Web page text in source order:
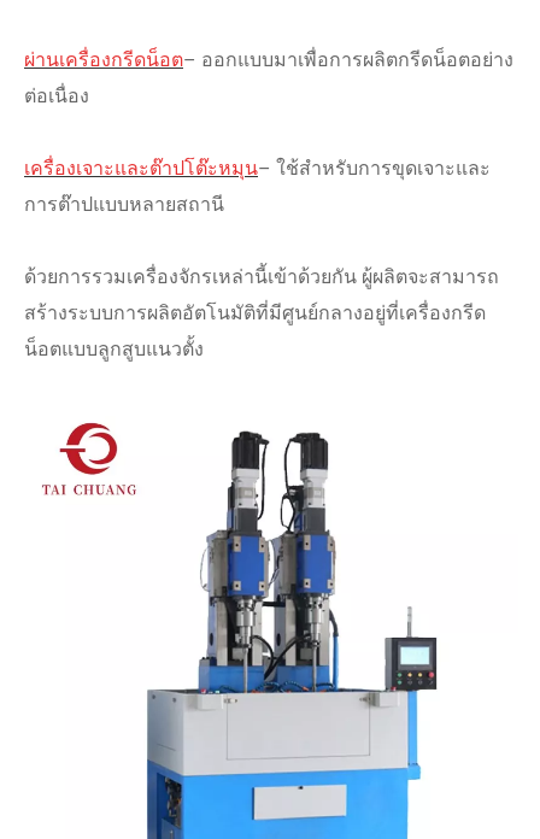
ผ่านเครื่องกรีดน็อต– ออกแบบมาเพื่อการผลิตกรีดน็อตอย่าง
ต่อเนื่อง
เครื่องเจาะและต๊าปโต๊ะหมุน– ใช้สำหรับการขุดเจาะและ
การต๊าปแบบหลายสถานี
ด้วยการรวมเครื่องจักรเหล่านี้เข้าด้วยกัน ผู้ผลิตจะสามารถ
สร้างระบบการผลิตอัตโนมัติที่มีศูนย์กลางอยู่ที่เครื่องกรีด
น็อตแบบลูกสูบแนวตั้ง